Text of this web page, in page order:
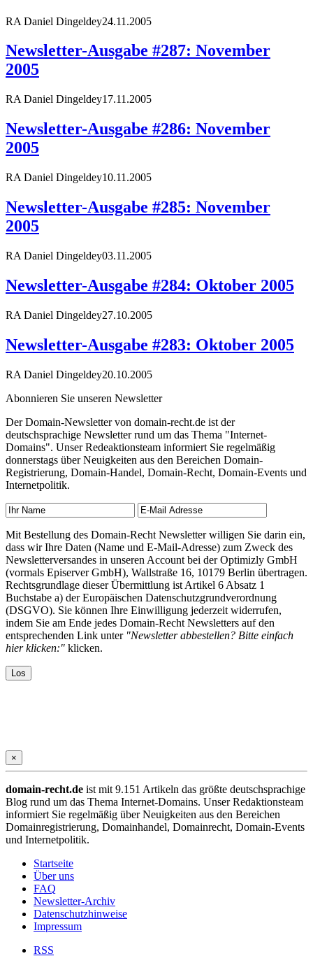
RA Daniel Dingeldey24.11.2005
Newsletter-Ausgabe #287: November
2005
RA Daniel Dingeldey17.11.2005
Newsletter-Ausgabe #286: November
2005
RA Daniel Dingeldey10.11.2005
Newsletter-Ausgabe #285: November
2005
RA Daniel Dingeldey03.11.2005
Newsletter-Ausgabe #284: Oktober 2005
RA Daniel Dingeldey27.10.2005
Newsletter-Ausgabe #283: Oktober 2005
RA Daniel Dingeldey20.10.2005
Abonnieren Sie unseren Newsletter
Der Domain-Newsletter von domain-recht.de ist der
deutschsprachige Newsletter rund um das Thema "Internet-
Domains". Unser Redeaktionsteam informiert Sie regelmäßig
donnerstags über Neuigkeiten aus den Bereichen Domain-
Registrierung, Domain-Handel, Domain-Recht, Domain-Events und
Internetpolitik.
Mit Bestellung des Domain-Recht Newsletter willigen Sie darin ein,
dass wir Ihre Daten (Name und E-Mail-Adresse) zum Zweck des
Newsletterversandes in unseren Account bei der Optimizly GmbH
(vormals Episerver GmbH), Wallstraße 16, 10179 Berlin übertragen.
Rechtsgrundlage dieser Übermittlung ist Artikel 6 Absatz 1
Buchstabe a) der Europäischen Datenschutzgrundverordnung
(DSGVO). Sie können Ihre Einwilligung jederzeit widerrufen,
indem Sie am Ende jedes Domain-Recht Newsletters auf den
entsprechenden Link unter "Newsletter abbestellen? Bitte einfach
hier klicken:" klicken.
×
domain-recht.de ist mit 9.151 Artikeln das größte deutschsprachige
Blog rund um das Thema Internet-Domains. Unser Redaktionsteam
informiert Sie regelmäßig über Neuigkeiten aus den Bereichen
Domainregistrierung, Domainhandel, Domainrecht, Domain-Events
und Internetpolitik.
Startseite
Über uns
FAQ
Newsletter-Archiv
Datenschutzhinweise
Impressum
RSS